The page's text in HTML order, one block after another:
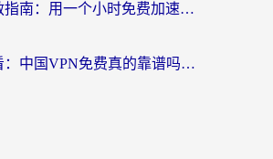
海外党自救指南：用一个小时免费加速器，轻松打破国内资源访问壁垒？
海外党必看：中国VPN免费真的靠谱吗？手把手教你选对回国加速器